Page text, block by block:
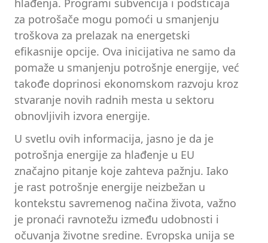
hlađenja. Programi subvencija i podsticaja
za potrošače mogu pomoći u smanjenju
troškova za prelazak na energetski
efikasnije opcije. Ova inicijativa ne samo da
pomaže u smanjenju potrošnje energije, već
takođe doprinosi ekonomskom razvoju kroz
stvaranje novih radnih mesta u sektoru
obnovljivih izvora energije.
U svetlu ovih informacija, jasno je da je
potrošnja energije za hlađenje u EU
značajno pitanje koje zahteva pažnju. Iako
je rast potrošnje energije neizbežan u
kontekstu savremenog načina života, važno
je pronaći ravnotežu između udobnosti i
očuvanja životne sredine. Evropska unija se